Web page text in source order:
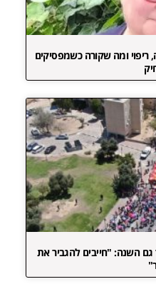
ומה שקורה כשמפסיקים
השנה: "חייבים להגביר את